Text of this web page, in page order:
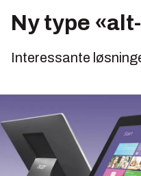
Ny type
Interessante